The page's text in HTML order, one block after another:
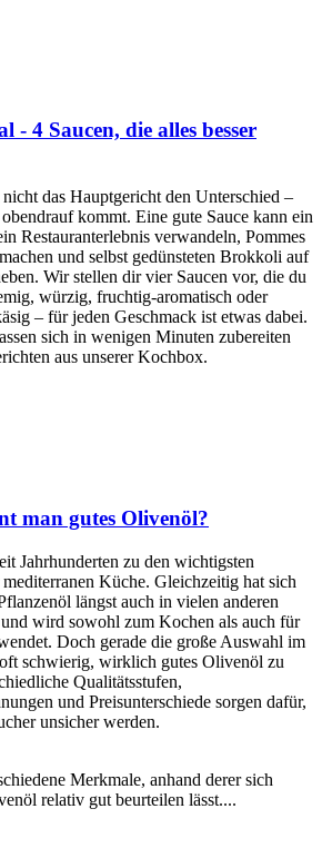
- 4 Saucen, die alles besser
das Hauptgericht den Unterschied –
kommt. Eine gute Sauce kann ein
Restauranterlebnis verwandeln, Pommes
und selbst gedünsteten Brokkoli auf
Wir stellen dir vier Saucen vor, die du
würzig, fruchtig-aromatisch oder
– für jeden Geschmack ist etwas dabei.
sich in wenigen Minuten zubereiten
aus unserer Kochbox.
man gutes Olivenöl?
Jahrhunderten zu den wichtigsten
Küche. Gleichzeitig hat sich
längst auch in vielen anderen
wird sowohl zum Kochen als auch für
Doch gerade die große Auswahl im
schwierig, wirklich gutes Olivenöl zu
Qualitätsstufen,
und Preisunterschiede sorgen dafür,
unsicher werden.
Merkmale, anhand derer sich
relativ gut beurteilen lässt....